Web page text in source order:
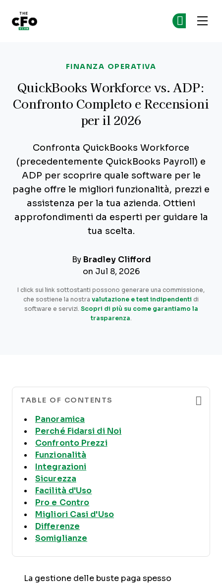
FINANZA OPERATIVA
QuickBooks Workforce vs. ADP:
Confronto Completo e Recensioni
per il 2026
Confronta QuickBooks Workforce
(precedentemente QuickBooks Payroll) e
ADP per scoprire quale software per le
paghe offre le migliori funzionalità, prezzi e
assistenza per la tua azienda. Ottieni
approfondimenti da esperti per guidare la
tua scelta.
By Bradley Clifford
on Jul 8, 2026
I click sui link sottostanti possono generare una commissione,
che sostiene la nostra valutazione e test indipendenti di
software e servizi. Scopri di più su come garantiamo la
trasparenza.
TABLE OF CONTENTS
Panoramica
Perché Fidarsi di Noi
Confronto Prezzi
Funzionalità
Integrazioni
Sicurezza
Facilità d'Uso
Pro e Contro
Migliori Casi d'Uso
Differenze
Somiglianze
La gestione delle buste paga spesso